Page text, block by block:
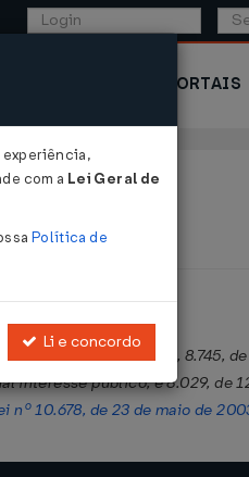
EXTERIOR PORTAIS
e dos Ministérios, 8.745,
interesse público, e 8.029, de
nº 10.678, de 23 de maio de
com a Lei Geral de
Política de
Li e concordo